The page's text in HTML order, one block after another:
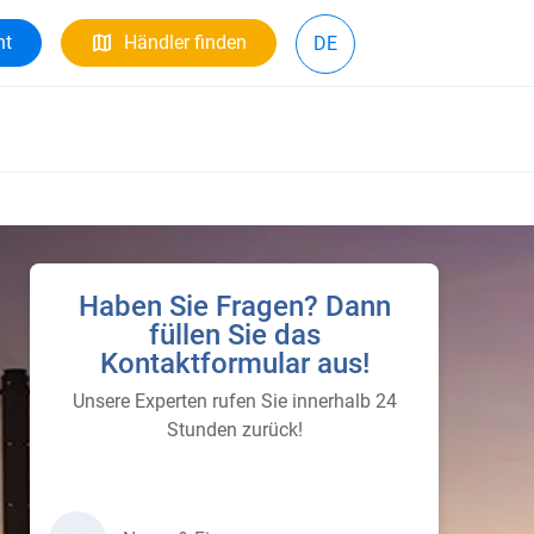
Händler finden DE
Haben Sie Fragen? Dann
füllen Sie das
Kontaktformular aus!
Unsere Experten rufen Sie innerhalb 24
Stunden zurück!